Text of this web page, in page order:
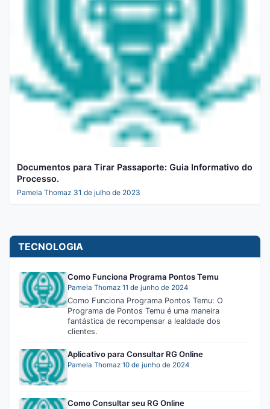
Documentos para Tirar Passaporte: Guia Informativo do
Processo.
Pamela Thomaz 31 de julho de 2023
TECNOLOGIA
Como Funciona Programa Pontos Temu
Pamela Thomaz 11 de junho de 2024
Como Funciona Programa Pontos Temu: O
Programa de Pontos Temu é uma maneira
fantástica de recompensar a lealdade dos
clientes.
Aplicativo para Consultar RG Online
Pamela Thomaz 10 de junho de 2024
Como Consultar seu RG Online